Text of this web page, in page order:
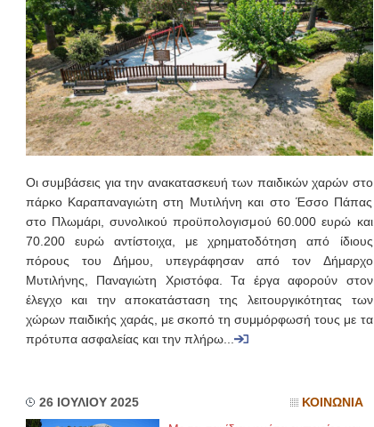
Οι συμβάσεις για την ανακατασκευή των παιδικών χαρών στο
πάρκο Καραπαναγιώτη στη Μυτιλήνη και στο Έσσο Πάπας
στο Πλωμάρι, συνολικού προϋπολογισμού 60.000 ευρώ και
70.200 ευρώ αντίστοιχα, με χρηματοδότηση από ίδιους
πόρους του Δήμου, υπεγράφησαν από τον Δήμαρχο
Μυτιλήνης, Παναγιώτη Χριστόφα. Τα έργα αφορούν στον
έλεγχο και την αποκατάσταση της λειτουργικότητας των
χώρων παιδικής χαράς, με σκοπό τη συμμόρφωσή τους με τα
πρότυπα ασφαλείας και την πλήρω...
26 ΙΟΥΛΙΟΥ 2025 ΚΟΙΝΩΝΙΑ